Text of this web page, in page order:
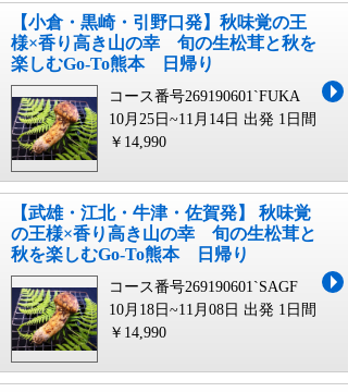
【小倉・黒崎・引野口発】秋味覚の王
様×香り高き山の幸 旬の生松茸と秋を
楽しむGo-To熊本 日帰り
コース番号269190601`FUKA
10月25日~11月14日 出発 1日間
￥14,990
【武雄・江北・牛津・佐賀発】 秋味覚
の王様×香り高き山の幸 旬の生松茸と
秋を楽しむGo-To熊本 日帰り
コース番号269190601`SAGF
10月18日~11月08日 出発 1日間
￥14,990